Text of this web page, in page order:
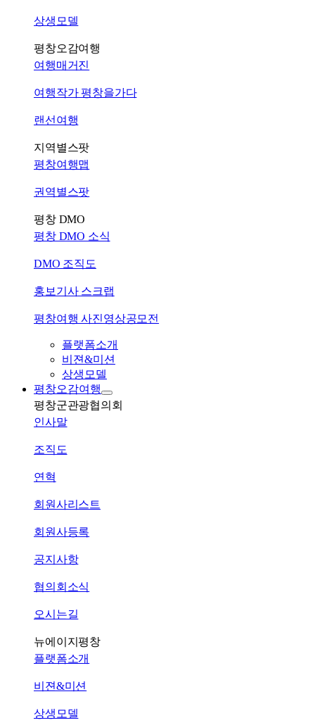
상생모델
평창오감여행
여행매거진
여행작가 평창을가다
랜선여행
지역별스팟
평창여행맵
권역별스팟
평창 DMO
평창 DMO 소식
DMO 조직도
홍보기사 스크랩
평창여행 사진영상공모전
플랫폼소개
비젼&미션
상생모델
평창오감여행
평창군관광협의회
인사말
조직도
연혁
회원사리스트
회원사등록
공지사항
협의회소식
오시는길
뉴에이지평창
플랫폼소개
비젼&미션
상생모델